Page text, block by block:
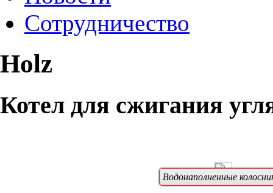
Сотрудничество
Holz
Котел для сжигания
Водонаполненные